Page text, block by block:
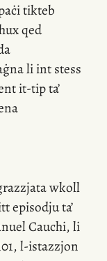
tikteb
qed
li int stess
it-tipta’
wkoll
episodju ta’
Cauchi, li
l-istazzjon